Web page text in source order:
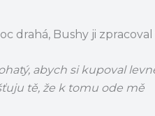
drahá, Bushy ji
abych si kupoval
tě, že k tomu ode mě